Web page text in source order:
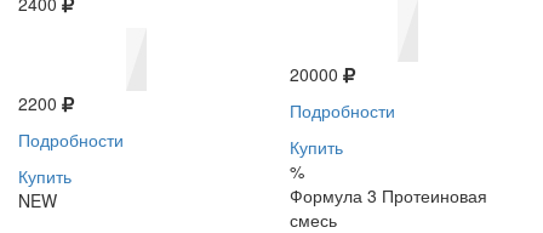
2200
Подробности
Купить
NEW
20000
Подробности
Купить
%
Формула 3 Протеиновая
смесь